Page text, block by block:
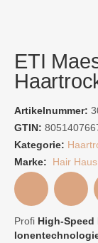
ETI
Artikelnummer:
GTIN:
Kategorie:
Marke:
Hair Haus
Profi High-